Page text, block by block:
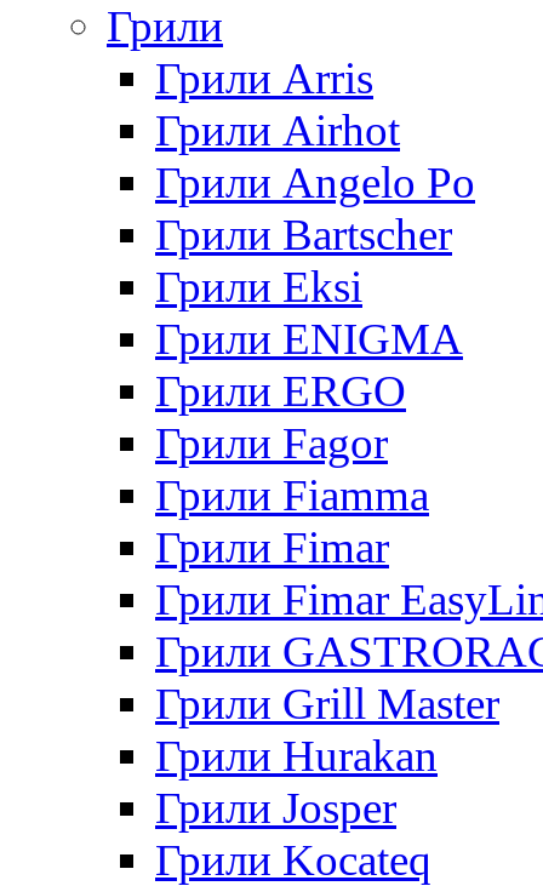
Грили
Грили Arris
Грили Airhot
Грили Angelo Po
Грили Bartscher
Грили Eksi
Грили ENIGMA
Грили ERGO
Грили Fagor
Грили Fiamma
Грили Fimar
Грили Fimar
Грили
Грили Grill Master
Грили Hurakan
Грили Josper
Грили Kocateq